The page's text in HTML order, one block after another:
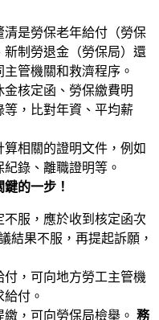
清是勞保老年給付（勞保
制勞退金（勞保局）還
管機關和救濟程序。
金核定函、勞保繳費明
，比對年資、平均薪
算相關的證明文件，例如
錄、離職證明等。
的一步！
不服，應於收到核定函次
結果不服，再提起訴願，
，可向地方勞工主管機
付。
，可向勞保局檢舉。 務